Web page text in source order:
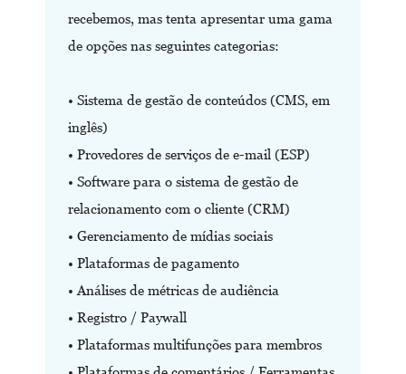
recebemos, mas tenta apresentar uma gama
de opções nas seguintes categorias:
• Sistema de gestão de conteúdos (CMS, em
inglês)
• Provedores de serviços de e-mail (ESP)
• Software para o sistema de gestão de
relacionamento com o cliente (CRM)
• Gerenciamento de mídias sociais
• Plataformas de pagamento
• Análises de métricas de audiência
• Registro / Paywall
• Plataformas multifunções para membros